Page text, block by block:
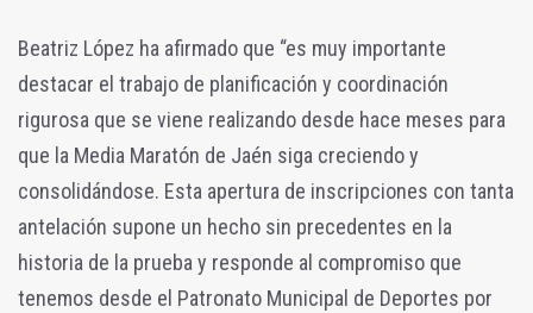
Beatriz López ha afirmado que “es muy importante
destacar el trabajo de planificación y coordinación
rigurosa que se viene realizando desde hace meses para
que la Media Maratón de Jaén siga creciendo y
consolidándose. Esta apertura de inscripciones con tanta
antelación supone un hecho sin precedentes en la
historia de la prueba y responde al compromiso que
tenemos desde el Patronato Municipal de Deportes por